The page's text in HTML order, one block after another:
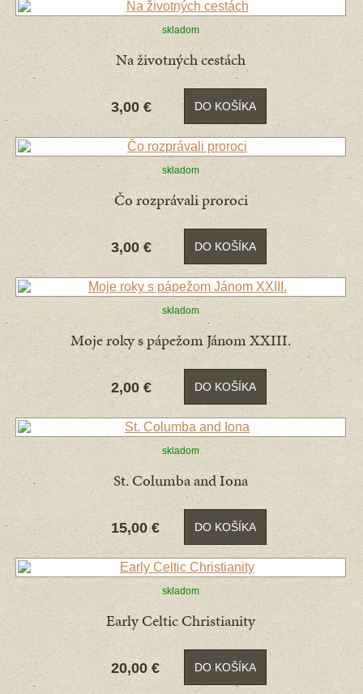
skladom
Na životných cestách
3,00 € DO KOŠÍKA
skladom
Čo rozprávali proroci
3,00 € DO KOŠÍKA
skladom
Moje roky s pápežom Jánom XXIII.
2,00 € DO KOŠÍKA
skladom
St. Columba and Iona
15,00 € DO KOŠÍKA
skladom
Early Celtic Christianity
20,00 € DO KOŠÍKA